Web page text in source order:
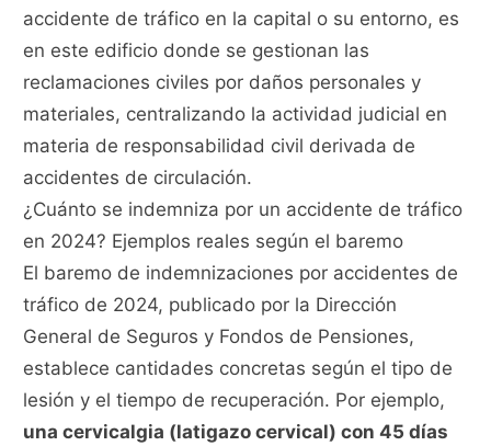
accidente de tráfico en la capital o su entorno, es
en este edificio donde se gestionan las
reclamaciones civiles por daños personales y
materiales, centralizando la actividad judicial en
materia de responsabilidad civil derivada de
accidentes de circulación.
¿Cuánto se indemniza por un accidente de tráfico
en 2024? Ejemplos reales según el baremo
El baremo de indemnizaciones por accidentes de
tráfico de 2024, publicado por la Dirección
General de Seguros y Fondos de Pensiones,
establece cantidades concretas según el tipo de
lesión y el tiempo de recuperación. Por ejemplo,
una cervicalgia (latigazo cervical) con 45 días